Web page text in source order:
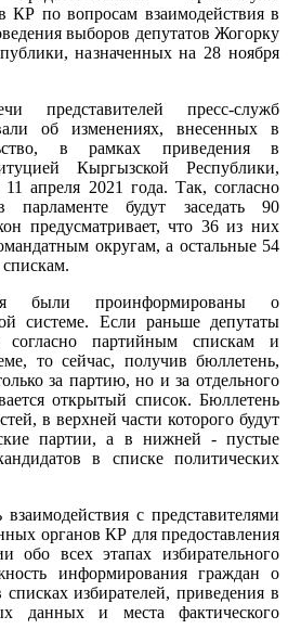
КР по вопросам взаимодействия в
выборов депутатов Жогорку
назначенных на 28 ноября
представителей пресс-служб
об изменениях, внесенных в
в рамках приведения в
Кыргызской Республики,
апреля 2021 года. Так, согласно
будут заседать 90
предусматривает, что 36 из них
округам, а остальные 54
были проинформированы о
системе. Если раньше депутаты
согласно партийным спискам и
то сейчас, получив бюллетень,
за партию, но и за отдельного
открытый список. Бюллетень
в верхней части которого будут
партии, а в нижней - пустые
в списке политических
с представителями
органов КР для предоставления
обо всех этапах избирательного
информирования граждан о
избирателей, приведения в
данных и места фактического